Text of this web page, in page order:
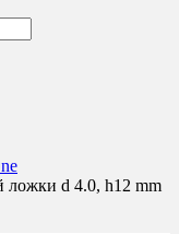
ложки d 4.0, h12 mm